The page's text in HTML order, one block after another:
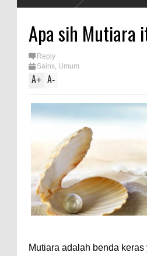
Apa sih Mutiara
Reply
Sains, Umum
A+ A-
Mutiara adalah benda